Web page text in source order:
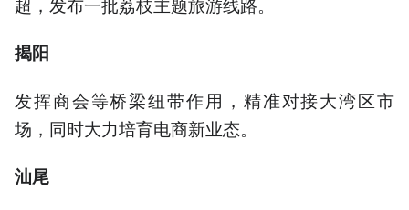
揭阳
发挥商会等桥梁纽带作用，精准对接大湾区市
场，同时大力培育电商新业态。
汕尾